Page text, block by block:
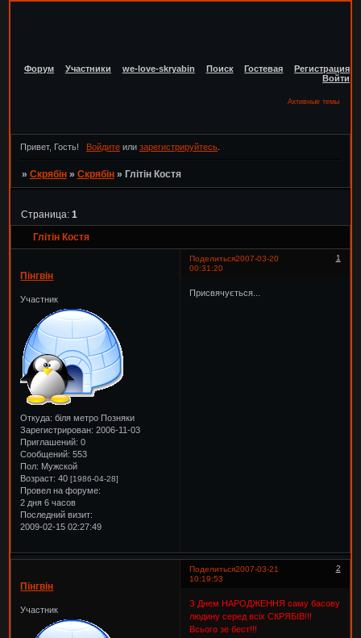
Форум Участники we-love-skryabin Поиск Гостевая
Регистрация
Войти
Активные темы
Привет, Гость! Войдитеили зарегистрируйтесь.
» Скрябін » Скрябін » Глітін Костя
Глітін Костя
Страница: 1
Поделиться 1
2007-03-20
00:31:20
Пінгвін
Участник
Откуда: біля метро Позняки
Зарегистрирован: 2006-11-03
Приглашений: 0
Сообщений: 553
Пол: Мужской
Возраст: 40[1986-04-28]
Провел на форуме:
2 дня 6 часов
Последний визит:
2009-02-15 02:27:49
Присвячується...
Поделиться 2
2007-03-21
10:19:53
Пінгвін
Участник
З Днем НАРОДЖЕННЯ саму басову
людину серед всіх СКРЯБІВ!!!
Всього зе бест!!!